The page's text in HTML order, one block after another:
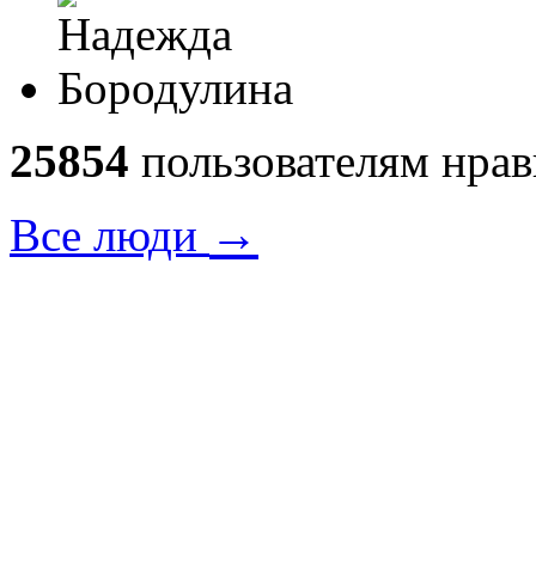
25854 пользователям
Все люди →